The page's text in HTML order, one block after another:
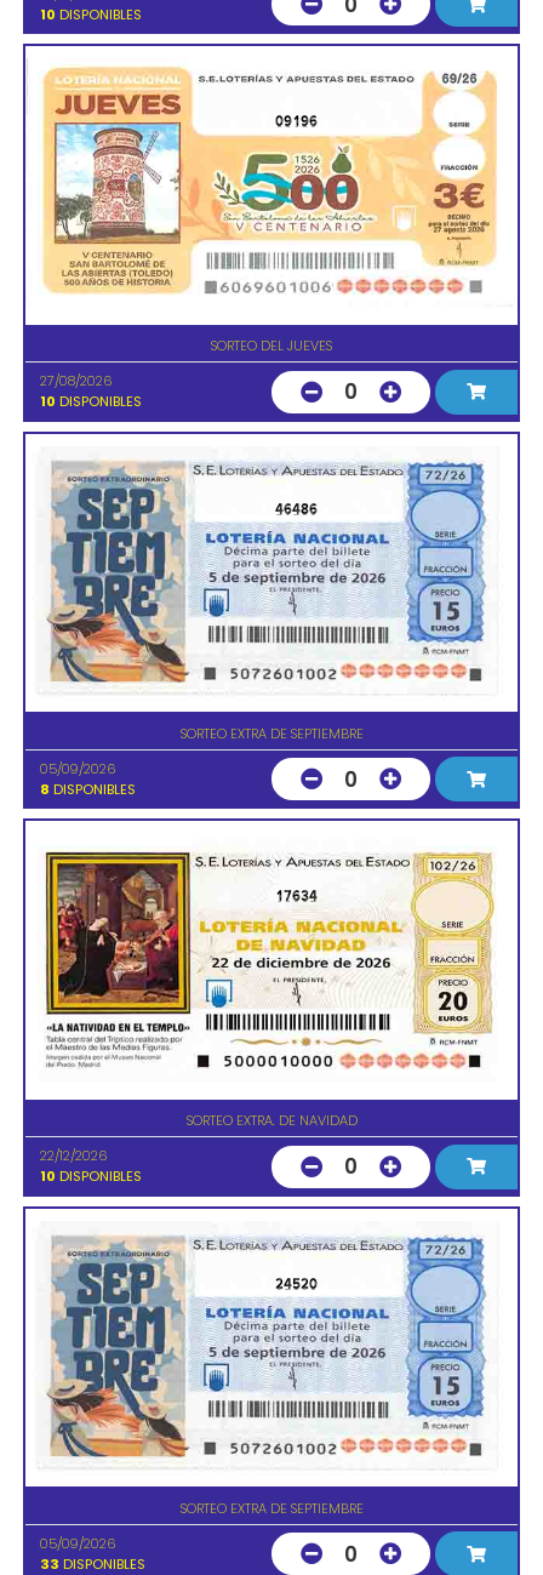
10 DISPONIBLES
09196
SORTEO DEL JUEVES
27/08/2026
10 DISPONIBLES 0
46486
SORTEO EXTRA DE SEPTIEMBRE
05/09/2026
8 DISPONIBLES 0
17634
SORTEO EXTRA. DE NAVIDAD
22/12/2026
10 DISPONIBLES 0
24520
SORTEO EXTRA DE SEPTIEMBRE
05/09/2026
33 DISPONIBLES 0